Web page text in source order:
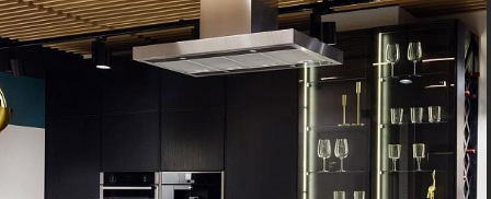
Boyard, Blum Хай-тек, Минимализм